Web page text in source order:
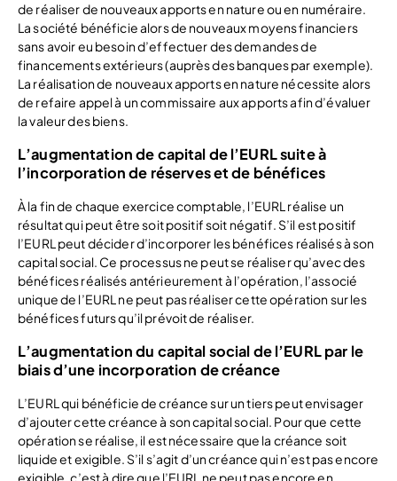
de réaliser de nouveaux apports en nature ou en numéraire.
La société bénéficie alors de nouveaux moyens financiers
sans avoir eu besoin d’effectuer des demandes de
financements extérieurs (auprès des banques par exemple).
La réalisation de nouveaux apports en nature nécessite alors
de refaire appel à un commissaire aux apports afin d’évaluer
la valeur des biens.
L’augmentation de capital de l’EURL suite à
l’incorporation de réserves et de bénéfices
À la fin de chaque exercice comptable, l’EURL réalise un
résultat qui peut être soit positif soit négatif. S’il est positif
l’EURL peut décider d’incorporer les bénéfices réalisés à son
capital social. Ce processus ne peut se réaliser qu’avec des
bénéfices réalisés antérieurement à l’opération, l’associé
unique de l’EURL ne peut pas réaliser cette opération sur les
bénéfices futurs qu’il prévoit de réaliser.
L’augmentation du capital social de l’EURL par le
biais d’une incorporation de créance
L’EURL qui bénéficie de créance sur un tiers peut envisager
d’ajouter cette créance à son capital social. Pour que cette
opération se réalise, il est nécessaire que la créance soit
liquide et exigible. S’il s’agit d’un créance qui n’est pas encore
exigible, c’est à dire que l’EURL ne peut pas encore en